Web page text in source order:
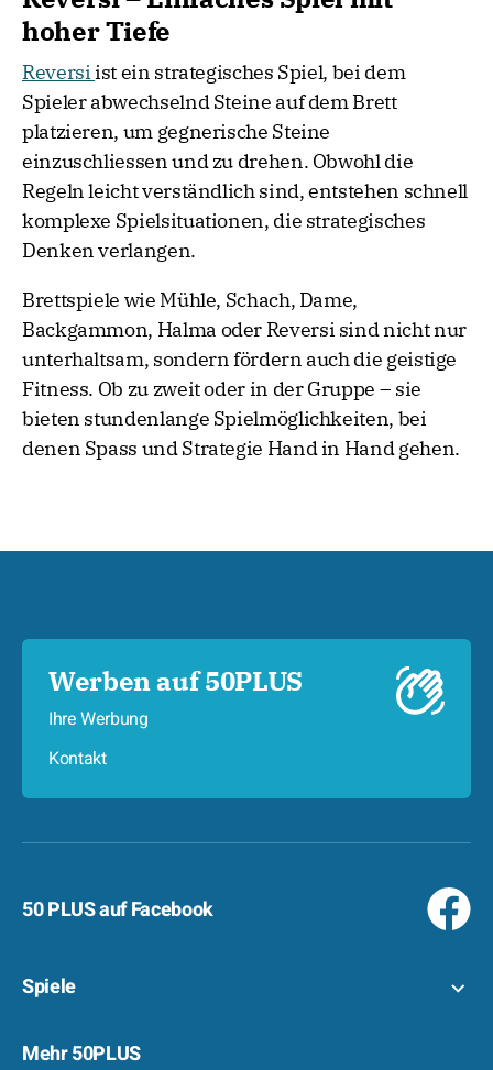
hoher Tiefe
Reversiist ein strategisches Spiel, bei dem
Spieler abwechselnd Steine auf dem Brett
platzieren, um gegnerische Steine
einzuschliessen und zu drehen. Obwohl die
Regeln leicht verständlich sind, entstehen schnell
komplexe Spielsituationen, die strategisches
Denken verlangen.
Brettspiele wie Mühle, Schach, Dame,
Backgammon, Halma oder Reversi sind nicht nur
unterhaltsam, sondern fördern auch die geistige
Fitness. Ob zu zweit oder in der Gruppe – sie
bieten stundenlange Spielmöglichkeiten, bei
denen Spass und Strategie Hand in Hand gehen.
Werben auf 50PLUS
Ihre Werbung
Kontakt
50 PLUS auf Facebook
Spiele
Mehr 50PLUS